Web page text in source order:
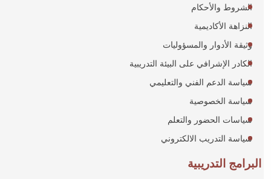
الشروط والأحكام
النزاهة الأكاديمية
وثيقة الأدوار والمسؤوليات
الكادر الإشرافي على البيئة التدريبية
سياسة الدعم الفني والتعليمي
سياسة الخصوصية
سياسات الحضور والتعلم
سياسة التدريب الالكتروني
البرامج التدريبية